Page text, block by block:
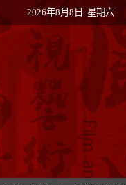
2026年8月8日 星期六